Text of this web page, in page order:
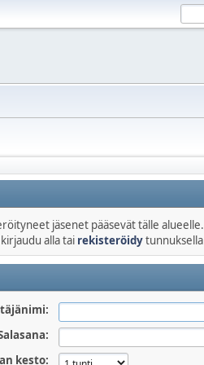
jäsenet pääsevät tälle alueelle.
alla tai rekisteröidytunnuksella
kesto: